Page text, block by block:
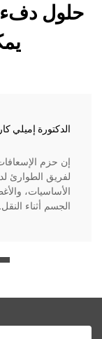
حلول دفء
الدكتورة إميلي
لفريق الطوارئ
الأساسيات،
الجسم أثناء